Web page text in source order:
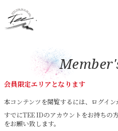
会員限定エリアとなります
本コンテンツを閲覧するには、ログイン
すでにTEE IDのアカウントをお持ちの
をお願い致します。